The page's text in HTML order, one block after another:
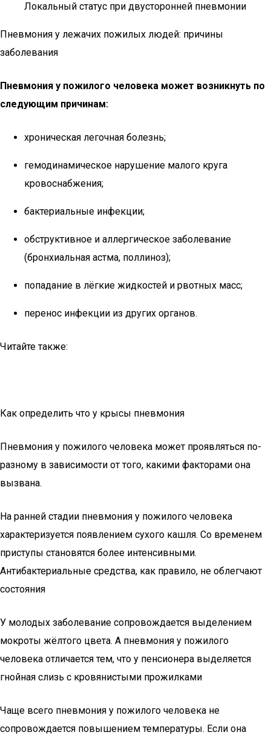
Локальный статус при двусторонней пневмонии
Пневмония у лежачих пожилых людей: причины
заболевания
Пневмония у пожилого человека может возникнуть по
следующим причинам:
хроническая легочная болезнь;
гемодинамическое нарушение малого круга
кровоснабжения;
бактериальные инфекции;
обструктивное и аллергическое заболевание
(бронхиальная астма, поллиноз);
попадание в лёгкие жидкостей и рвотных масс;
перенос инфекции из других органов.
Читайте также:
Как определить что у крысы пневмония
Пневмония у пожилого человека может проявляться по-
разному в зависимости от того, какими факторами она
вызвана.
На ранней стадии пневмония у пожилого человека
характеризуется появлением сухого кашля. Со временем
приступы становятся более интенсивными.
Антибактериальные средства, как правило, не облегчают
состояния
У молодых заболевание сопровождается выделением
мокроты жёлтого цвета. А пневмония у пожилого
человека отличается тем, что у пенсионера выделяется
гнойная слизь с кровянистыми прожилками
Чаще всего пневмония у пожилого человека не
сопровождается повышением температуры. Если она